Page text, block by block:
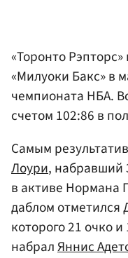
«Торонто
«Милуоки Бакс» в
чемпионата НБА.
счетом 102:86 в
Самым
Лоури, набравший
в активе Нормана
даблом отметился
которого 21 очко
набралЯннис